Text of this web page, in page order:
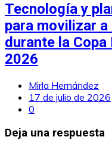
Tecnología y
para movilizar
durante la Copa
2026
Mirla Hernández
17 de julio de 2026
0
Deja una respuesta